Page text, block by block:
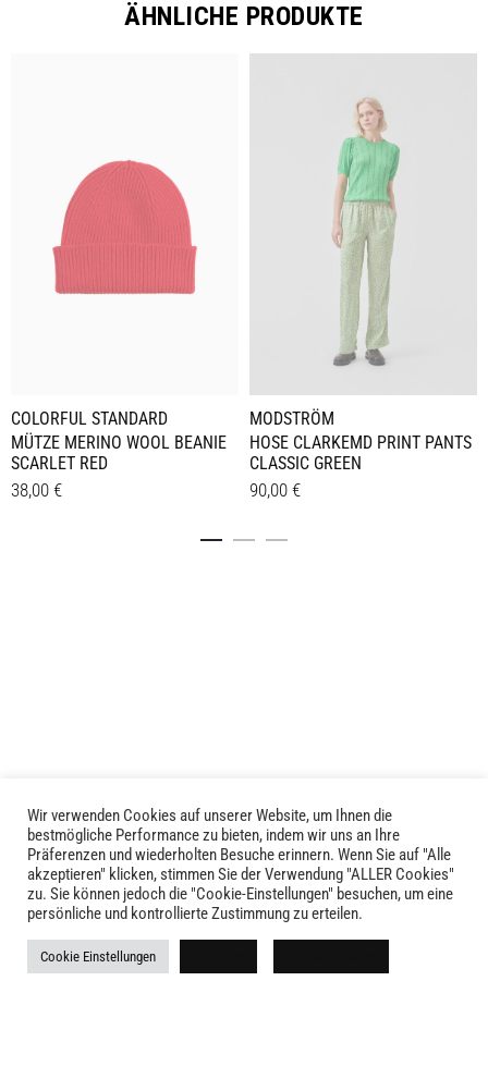
ÄHNLICHE PRODUKTE
COLORFUL STANDARD
MÜTZE MERINO WOOL BEANIE
SCARLET RED
38,00 €
MODSTRÖM
HOSE CLARKEMD PRINT PANTS
CLASSIC GREEN
90,00 €
Produktseite
gewählt
werden
LIVID © 2024
Kontakt
Versandkosten
Wir verwenden Cookies auf unserer Website, um Ihnen die
bestmögliche Performance zu bieten, indem wir uns an Ihre
Präferenzen und wiederholten Besuche erinnern. Wenn Sie auf "Alle
akzeptieren" klicken, stimmen Sie der Verwendung "ALLER Cookies"
zu. Sie können jedoch die "Cookie-Einstellungen" besuchen, um eine
persönliche und kontrollierte Zustimmung zu erteilen.
Cookie Einstellungen